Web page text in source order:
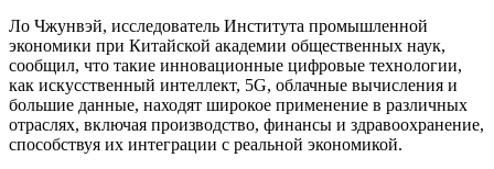
Ло Чжунвэй, исследователь Института промышленной
экономики при Китайской академии общественных наук,
сообщил, что такие инновационные цифровые технологии,
как искусственный интеллект, 5G, облачные вычисления и
большие данные, находят широкое применение в различных
отраслях, включая производство, финансы и здравоохранение,
способствуя их интеграции с реальной экономикой.